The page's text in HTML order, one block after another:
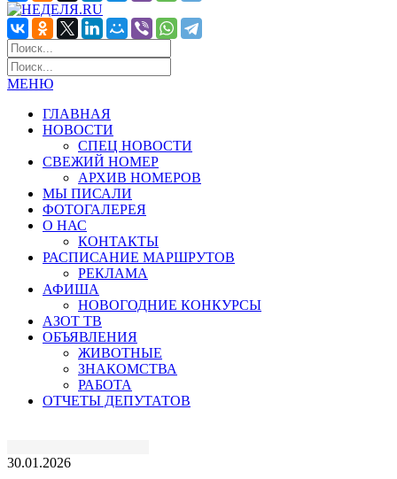
МЕНЮ
ГЛАВНАЯ
НОВОСТИ
СПЕЦ НОВОСТИ
СВЕЖИЙ НОМЕР
АРХИВ НОМЕРОВ
МЫ ПИСАЛИ
ФОТОГАЛЕРЕЯ
О НАС
КОНТАКТЫ
РАСПИСАНИЕ МАРШРУТОВ
РЕКЛАМА
АФИША
НОВОГОДНИЕ КОНКУРСЫ
АЗОТ ТВ
ОБЪЯВЛЕНИЯ
ЖИВОТНЫЕ
ЗНАКОМСТВА
РАБОТА
ОТЧЕТЫ ДЕПУТАТОВ
30.01.2026